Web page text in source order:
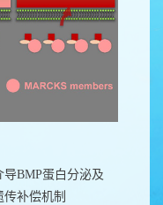
导BMP蛋白分泌及
补偿机制